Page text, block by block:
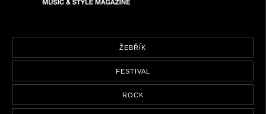
ŽEBŘÍK
FESTIVAL
ROCK